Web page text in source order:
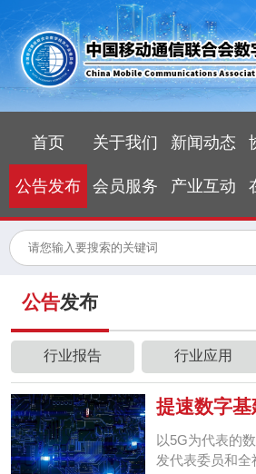
首页 关于我们 新闻动态
公告发布 会员服务 产业互动
公告发布
行业报告 行业应用
提速数字
以5G为代表的
发代表委员和全